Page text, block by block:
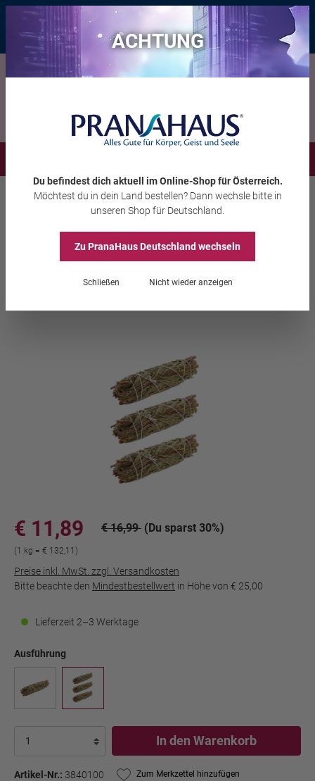
Bis zu 20 € Rabatt* mit dem Vorteils-Codeeintauchen , gültig bis
11.08.2026
Räuchern Räucherwerk
Mini-Räucherbündel
Zeder, 3er Set
€ 11,89 € 16,99 (Du sparst 30%)
(1 kg = € 132,11)
Preise inkl. MwSt. zzgl. Versandkosten
Bitte beachte den Mindestbestellwert in Höhe von € 25,00
Lieferzeit 2–3 Werktage
Ausführung
In den Warenkorb
Artikel-Nr.: 3840100 Zum Merkzettel hinzufügen
ACHTUNG
Du befindest dich aktuell im Online-Shopfür Österreich.
Möchtest du in dein Land bestellen? Dann wechsle bitte in
unseren Shop für Deutschland
Zu PranaHausDeutschland wechseln
Schließen Nicht wieder anzeigen